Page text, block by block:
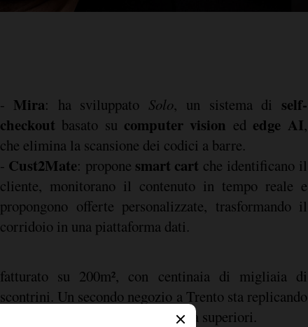
- Mira: ha sviluppato Solo, un sistema di self-
checkout basato su computer vision ed edge AI,
che elimina la scansione dei codici a barre.
- Cust2Mate: propone smart cart che identificano il
cliente, monitorano il contenuto in tempo reale e
propongono offerte personalizzate, trasformando il
corridoio in una piattaforma dati.
fatturato su 200m², con centinaia di migliaia di
scontrini. Un secondo negozio a Trento sta replicando
le performance con risultati ancora superiori.